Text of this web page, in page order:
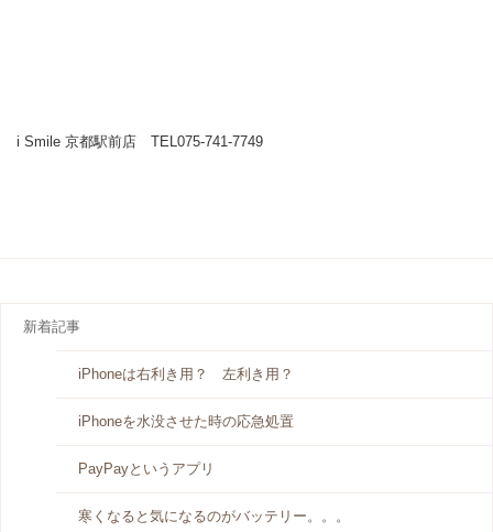
i Smile 京都駅前店 TEL075-741-7749
新着記事
iPhoneは右利き用？ 左利き用？
iPhoneを水没させた時の応急処置
PayPayというアプリ
寒くなると気になるのがバッテリー。。。